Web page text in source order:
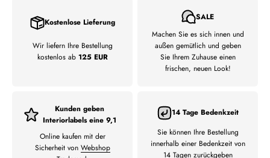
Kostenlose Lieferung
Wir liefern Ihre Bestellung
kostenlos ab 125 EUR
SALE
Machen Sie es sich innen und
außen gemütlich und geben
Sie Ihrem Zuhause einen
frischen, neuen Look!
Kunden geben
Interiorlabels eine 9,1
Online kaufen mit der
Sicherheit von Webshop
14 Tage Bedenkzeit
Sie können Ihre Bestellung
innerhalb einer Bedenkzeit von
14 Tagen zurückgeben